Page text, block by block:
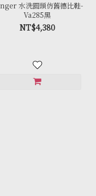
水洗圓頭仿舊德比鞋-
Va285黑
NT$4,380